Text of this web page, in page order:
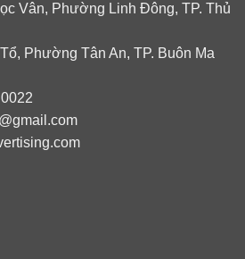
Vân, Phường Linh Đông, TP. Thủ
Phường Tân An, TP. Buôn Ma